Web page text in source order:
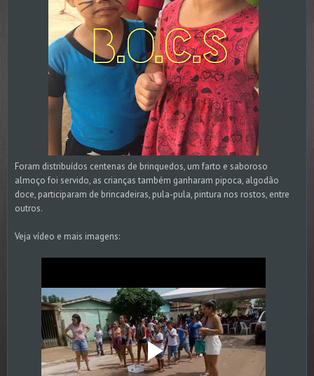
Foram distribuídos centenas de brinquedos, um farto e saboroso
almoço foi servido, as crianças também ganharam pipoca, algodão
doce, participaram de brincadeiras, pula-pula, pintura nos rostos, entre
outros.
Veja vídeo e mais imagens: